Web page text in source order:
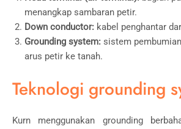
menangkap sambaran petir.
Down conductor: kabel penghantar
Grounding system: sistem
arus petir ke tanah.
Teknologi grounding
Kurn menggunakan grounding